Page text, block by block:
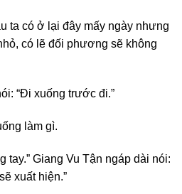
ta có ở lại đây mấy ngày nhưng
có lẽ đối phương sẽ không
“Đi xuống trước đi.”
làm gì.
tay.” Giang Vu Tận ngáp dài nói:
xuất hiện.”